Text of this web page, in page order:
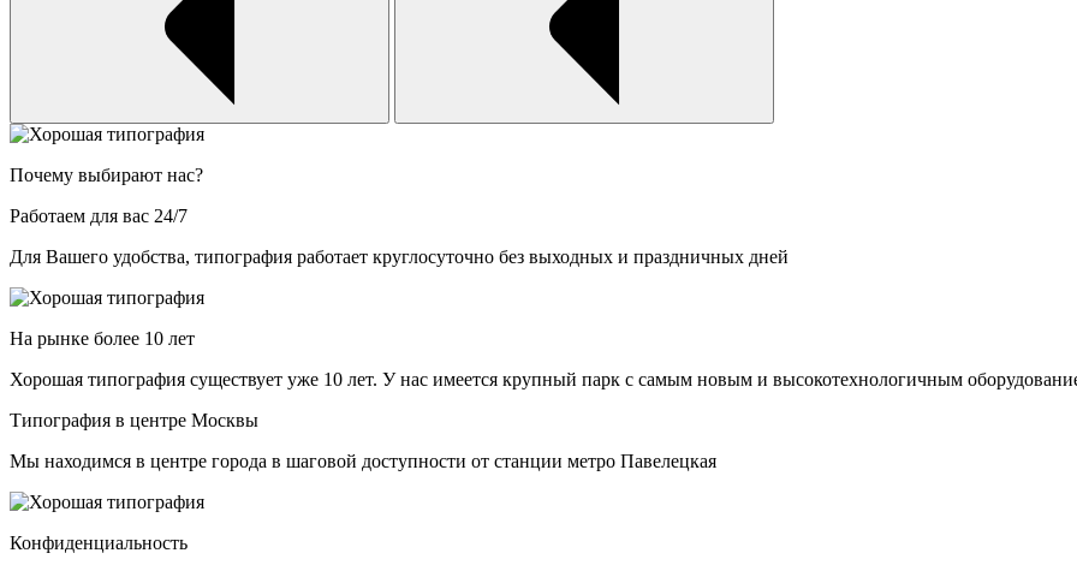
Почему выбирают нас?
Работаем для вас 24/7
Для Вашего удобства, типография работает круглосуточно без выходных и праздничных дней
На рынке более 10 лет
Хорошая типография существует уже 10 лет. У нас имеется крупный парк с самым новым и высокотехнологичным
Типография в центре Москвы
Мы находимся в центре города в шаговой доступности от станции метро Павелецкая
Конфиденциальность